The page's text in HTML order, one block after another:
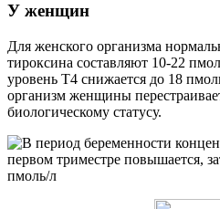
У женщин
Для женского организма
тироксина составляют 10-22
уровень Т4 снижается до 18
организм женщины
биологическому статусу.